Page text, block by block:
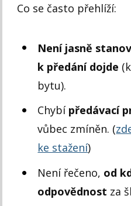
Co se často přehlíží:
Není jasně
k předání dojde
bytu).
Chybí předávací
vůbec zmíněn. (
ke stažení)
Není řečeno, od
odpovědnost za